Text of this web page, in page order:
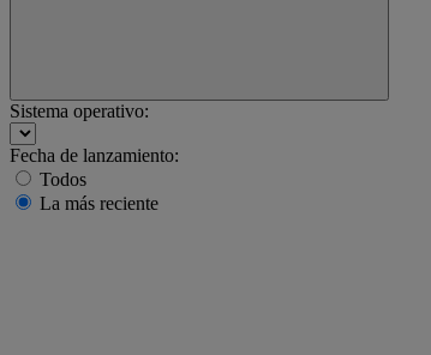
Sistema operativo:
Fecha de lanzamiento:
Todos
La más reciente